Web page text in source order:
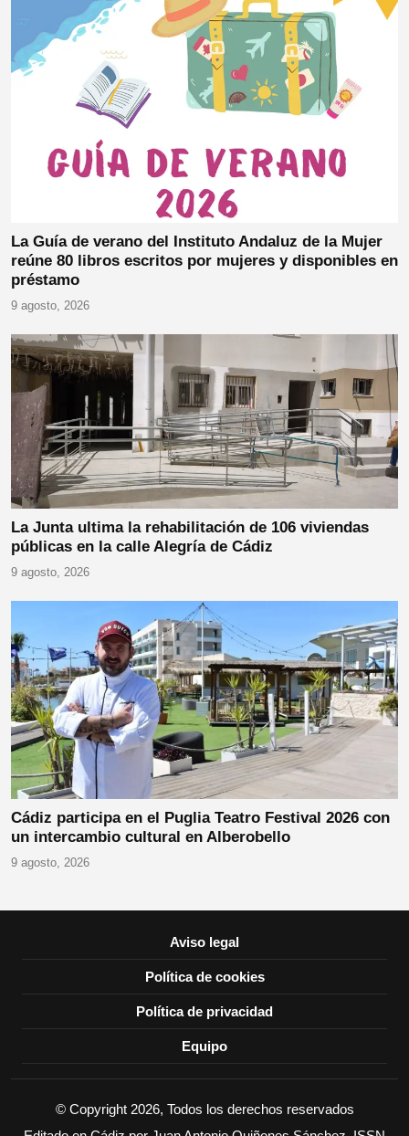
La Guía de verano del Instituto Andaluz de la Mujer
reúne 80 libros escritos por mujeres y disponibles en
préstamo
9 agosto, 2026
La Junta ultima la rehabilitación de 106 viviendas
públicas en la calle Alegría de Cádiz
9 agosto, 2026
Cádiz participa en el Puglia Teatro Festival 2026 con
un intercambio cultural en Alberobello
9 agosto, 2026
Aviso legal
Política de cookies
Política de privacidad
Equipo
© Copyright 2026, Todos los derechos reservados